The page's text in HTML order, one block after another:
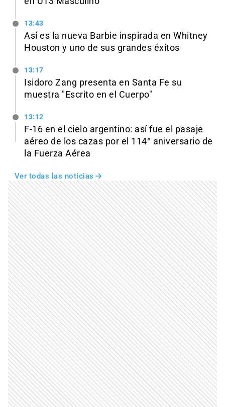
13:43
Así es la nueva Barbie inspirada en Whitney
Houston y uno de sus grandes éxitos
13:17
Isidoro Zang presenta en Santa Fe su
muestra "Escrito en el Cuerpo"
13:12
F-16 en el cielo argentino: así fue el pasaje
aéreo de los cazas por el 114° aniversario de
la Fuerza Aérea
Ver todas las noticias